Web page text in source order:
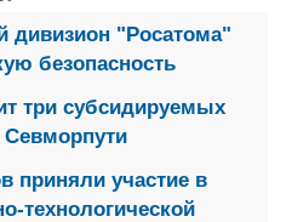
дивизион "Росатома"
безопасность
три субсидируемых
Севморпути
приняли участие в
технологической